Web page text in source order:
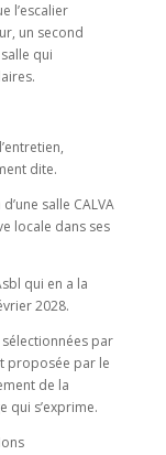
l’escalier
un second
qui
dite.
salle CALVA
locale dans ses
qui en a la
2028.
par
proposée par le
de la
qui s’exprime.